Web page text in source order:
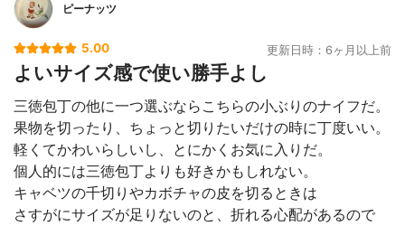
ピーナッツ
5.00 更新日時：6ヶ月以上前
よいサイズ感で使い勝手よし
三徳包丁の他に一つ選ぶならこちらの小ぶりのナイフだ。
果物を切ったり、ちょっと切りたいだけの時に丁度いい。
軽くてかわいらしいし、とにかくお気に入りだ。
個人的には三徳包丁よりも好きかもしれない。
キャベツの千切りやカボチャの皮を切るときは
さすがにサイズが足りないのと、折れる心配があるので